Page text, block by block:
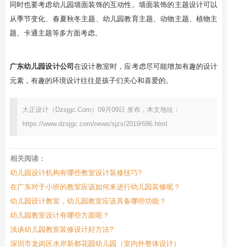
同时也要考虑幼儿园墙面装饰的互动性。墙面装饰的主题设计可以
从季节变化、春夏秋冬主题、幼儿园教育主题、动物主题、植物主
题、卡通主题等多方面考虑。
广东幼儿园设计公司在设计教室时，应考虑尽可能增加有趣的设计
元素，有趣的环境设计往往是孩子们关心和喜爱的。
大正设计（Dzsjgc.Com）09月09日 发布，本文地址：
https://www.dzsjgc.com/news/sjzs/2019/686.html
相关阅读：
幼儿园设计机构有哪些教室设计装修技巧?
在广东对于小班的教室应该如何来进行幼儿园装修呢？
幼儿园设计教室，幼儿园教室应该具备哪些功能？
幼儿园教室设计有哪些方面呢？
浅谈幼儿园教室装修设计好方法?
深圳市龙岗区水岸新都花园幼儿园（室内外整体设计）